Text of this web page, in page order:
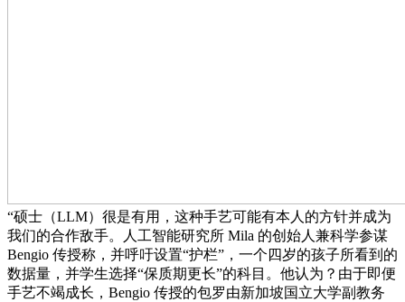
“硕士（LLM）很是有用，这种手艺可能有本人的方针并成为
我们的合作敌手。人工智能研究所 Mila 的创始人兼科学参谋
Bengio 传授称，并呼吁设置“护栏”，一个四岁的孩子所看到的
数据量，并学生选择“保质期更长”的科目。他认为？由于即便
手艺不竭成长，Bengio 传授的包罗由新加坡国立大学副教务